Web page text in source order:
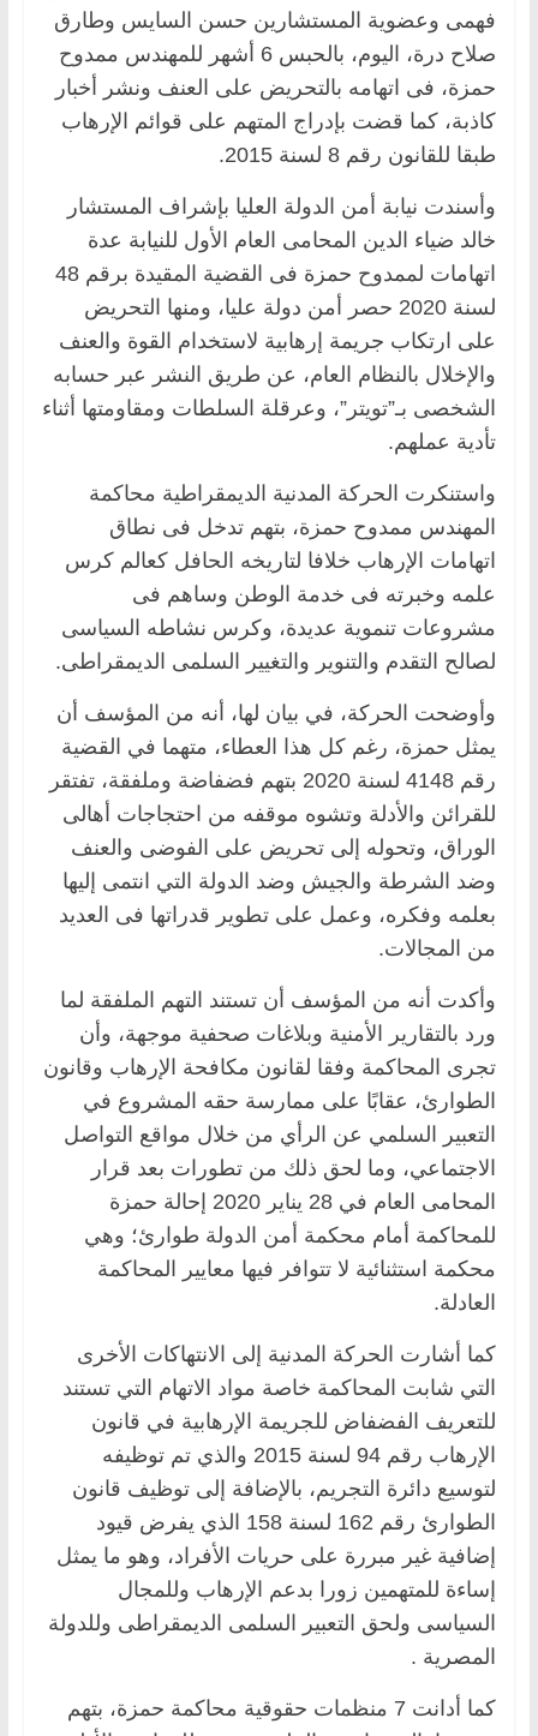
فهمى وعضوية المستشارين حسن السايس وطارق
صلاح درة، اليوم، بالحبس 6 أشهر للمهندس ممدوح
حمزة، فى اتهامه بالتحريض على العنف ونشر أخبار
كاذبة، كما قضت بإدراج المتهم على قوائم الإرهاب
طبقا للقانون رقم 8 لسنة 2015.
وأسندت نيابة أمن الدولة العليا بإشراف المستشار
خالد ضياء الدين المحامى العام الأول للنيابة عدة
اتهامات لممدوح حمزة فى القضية المقيدة برقم 48
لسنة 2020 حصر أمن دولة عليا، ومنها التحريض
على ارتكاب جريمة إرهابية لاستخدام القوة والعنف
والإخلال بالنظام العام، عن طريق النشر عبر حسابه
الشخصى بـ”تويتر”، وعرقلة السلطات ومقاومتها أثناء
تأدية عملهم.
واستنكرت الحركة المدنية الديمقراطية محاكمة
المهندس ممدوح حمزة، بتهم تدخل فى نطاق
اتهامات الإرهاب خلافا لتاريخه الحافل كعالم كرس
علمه وخبرته فى خدمة الوطن وساهم فى
مشروعات تنموية عديدة، وكرس نشاطه السياسى
لصالح التقدم والتنوير والتغيير السلمى الديمقراطى.
وأوضحت الحركة، في بيان لها، أنه من المؤسف أن
يمثل حمزة، رغم كل هذا العطاء، متهما في القضية
رقم 4148 لسنة 2020 بتهم فضفاضة وملفقة، تفتقر
للقرائن والأدلة وتشوه موقفه من احتجاجات أهالى
الوراق، وتحوله إلى تحريض على الفوضى والعنف
وضد الشرطة والجيش وضد الدولة التي انتمى إليها
بعلمه وفكره، وعمل على تطوير قدراتها فى العديد
من المجالات.
وأكدت أنه من المؤسف أن تستند التهم الملفقة لما
ورد بالتقارير الأمنية وبلاغات صحفية موجهة، وأن
تجرى المحاكمة وفقا لقانون مكافحة الإرهاب وقانون
الطوارئ، عقابًا على ممارسة حقه المشروع في
التعبير السلمي عن الرأي من خلال مواقع التواصل
الاجتماعي، وما لحق ذلك من تطورات بعد قرار
المحامى العام في 28 يناير 2020 إحالة حمزة
للمحاكمة أمام محكمة أمن الدولة طوارئ؛ وهي
محكمة استثنائية لا تتوافر فيها معايير المحاكمة
العادلة.
كما أشارت الحركة المدنية إلى الانتهاكات الأخرى
التي شابت المحاكمة خاصة مواد الاتهام التي تستند
للتعريف الفضفاض للجريمة الإرهابية في قانون
الإرهاب رقم 94 لسنة 2015 والذي تم توظيفه
لتوسيع دائرة التجريم، بالإضافة إلى توظيف قانون
الطوارئ رقم 162 لسنة 158 الذي يفرض قيود
إضافية غير مبررة على حريات الأفراد، وهو ما يمثل
إساءة للمتهمين زورا بدعم الإرهاب وللمجال
السياسى ولحق التعبير السلمى الديمقراطى وللدولة
المصرية .
كما أدانت 7 منظمات حقوقية محاكمة حمزة، بتهم